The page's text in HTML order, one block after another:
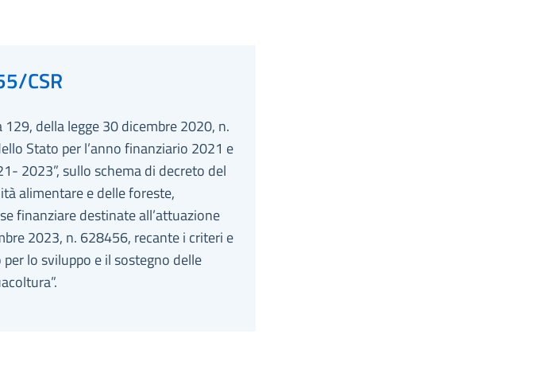
CSR
della legge 30 dicembre 2020, n.
Stato per l’anno finanziario 2021 e
2023”, sullo schema di decreto del
alimentare e delle foreste,
finanziare destinate all’attuazione
2023, n. 628456, recante i criteri e
lo sviluppo e il sostegno delle